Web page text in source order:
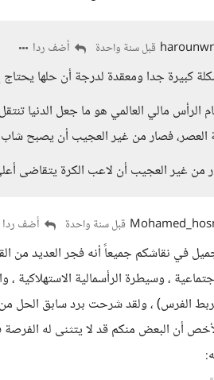
قبل سنة واحدة أضف ردا
كبيرة جدا ومعقدة لدرجة أن حلها
الرأس مالي العالمي هو ما جعل الدنيا
العصر، فصار من غير العجيب أن يصبح
من غير العجيب أن لاعب الكرة يتقاضى
قبل سنة واحدة أضف ردا
في نقاشكم جميعاً أنه فجر العديد من
، وسيطرة الرأسمالية
الفرس) ، ولقد شرحت برد سابق الحل
أن البعض منكم قد لا يتثنى له